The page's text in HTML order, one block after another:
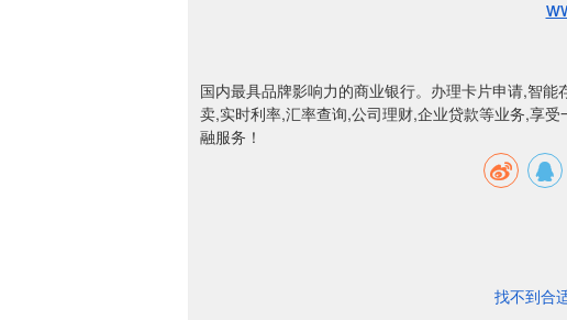
国内最具品牌影响力的商业银行。办理卡片申请,智
卖,实时利率,汇率查询,公司理财,企业贷款等业务,享
融服务！
找不到合